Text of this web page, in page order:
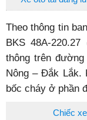
Theo thông tin
BKS 48A-
thông trên
Nông – Đắk Lắk.
bốc cháy ở phần
Chiếc